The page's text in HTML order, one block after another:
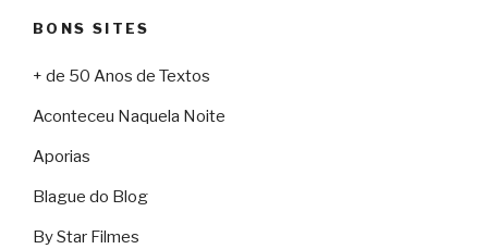
BONS SITES
+ de 50 Anos de Textos
Aconteceu Naquela Noite
Aporias
Blague do Blog
By Star Filmes